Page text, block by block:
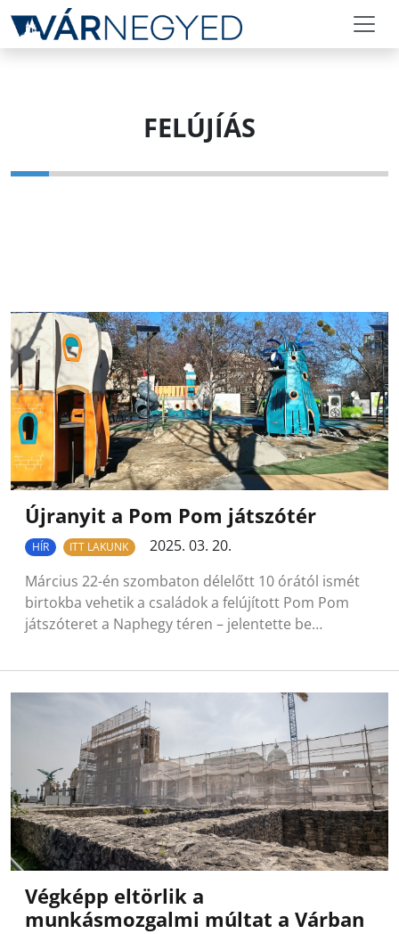
FELÚJÍÁS
Újranyit a Pom Pom játszótér
HÍR ITT LAKUNK
2025. 03. 20.
Március 22-én szombaton délelőtt 10 órától ismét
birtokba vehetik a családok a felújított Pom Pom
játszóteret a Naphegy téren – jelentette be…
Végképp eltörlik a
munkásmozgalmi múltat a Várban